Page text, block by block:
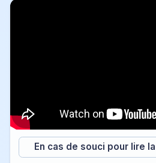
En cas de souci pour lire